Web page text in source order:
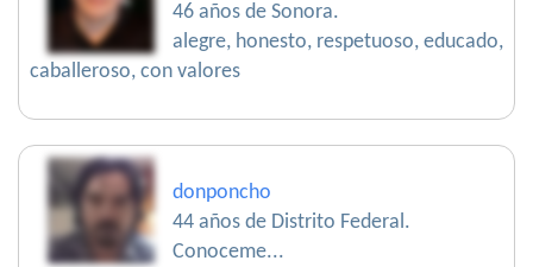
46 años de Sonora.
alegre, honesto, respetuoso, educado,
caballeroso, con valores
donponcho
44 años de Distrito Federal.
Conoceme...